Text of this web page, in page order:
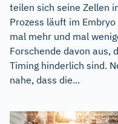
teilen sich seine Zellen
Prozess läuft im
mal mehr und mal
Forschende davon aus,
Timing hinderlich sind.
nahe, dass die...